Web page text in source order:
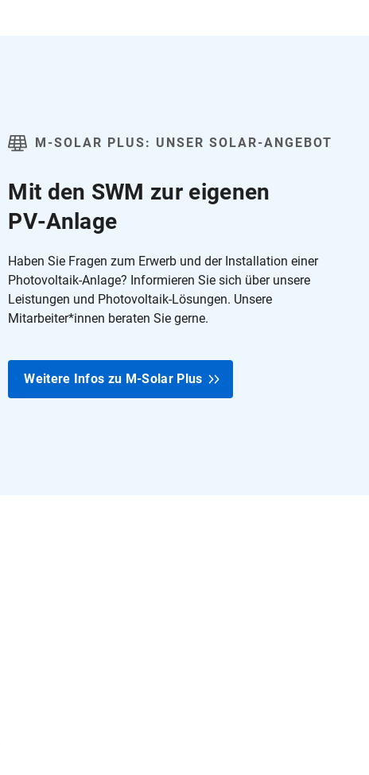
M‑SOLAR PLUS: UNSER SOLAR-ANGEBOT
Mit den SWM zur eigenen
PV‑Anlage
Haben Sie Fragen zum Erwerb und der Installation einer
Photovoltaik-Anlage? Informieren Sie sich über unsere
Leistungen und Photovoltaik-Lösungen. Unsere
Mitarbeiter*innen beraten Sie gerne.
Weitere Infos zu M‑Solar Plus